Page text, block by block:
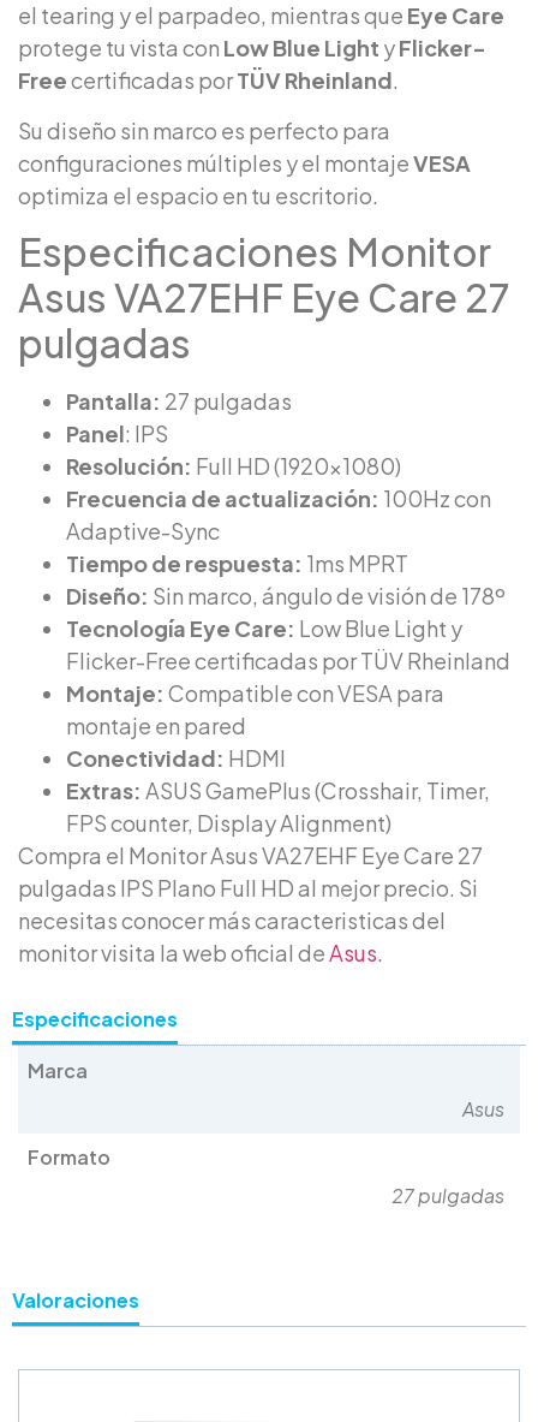
el tearing y el parpadeo, mientras que Eye Care
protege tu vista con Low Blue Light yFlicker-
Freecertificadas porTÜV Rheinland.
Su diseño sin marco es perfecto para
configuraciones múltiples y el montajeVESA
optimiza el espacio en tu escritorio.
Especificaciones Monitor
Asus VA27EHF Eye Care 27
pulgadas
Pantalla: 27 pulgadas
Panel: IPS
Resolución: Full HD (1920×1080)
Frecuencia de actualización: 100Hz con
Adaptive-Sync
Tiempo de respuesta: 1ms MPRT
Diseño: Sin marco, ángulo de visión de 178º
Tecnología Eye Care: Low Blue Light y
Flicker-Free certificadas por TÜV Rheinland
Montaje: Compatible con VESA para
montaje en pared
Conectividad: HDMI
Extras: ASUS GamePlus (Crosshair, Timer,
FPS counter, Display Alignment)
Compra el Monitor Asus VA27EHF Eye Care 27
pulgadas IPS Plano Full HD al mejor precio. Si
necesitas conocer más caracteristicas del
monitor visita la web oficial deAsus.
Especificaciones
Marca
Asus
Formato
27 pulgadas
Valoraciones